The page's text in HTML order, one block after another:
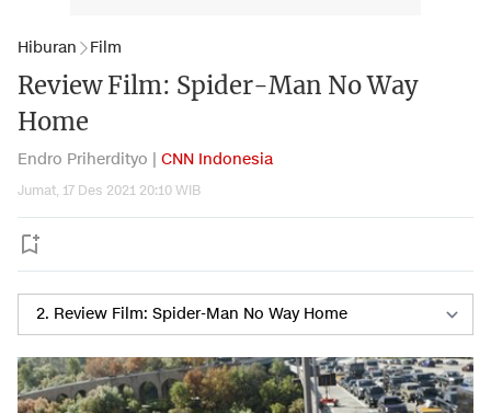
Hiburan Film
Review Film: Spider-Man No Way
Home
Endro Priherdityo | CNN Indonesia
Jumat, 17 Des 2021 20:10 WIB